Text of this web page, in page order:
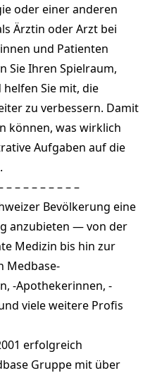
oder einer anderen
Ärztin oder Arzt bei
und Patienten
Sie Ihren Spielraum,
Sie mit, die
zu verbessern. Damit
können, was wirklich
Aufgaben auf die
– – – – – – – – –
Bevölkerung eine
anzubieten — von der
Medizin bis hin zur
Medbase-
-Apothekerinnen, -
viele weitere Profis
erfolgreich
Gruppe mit über